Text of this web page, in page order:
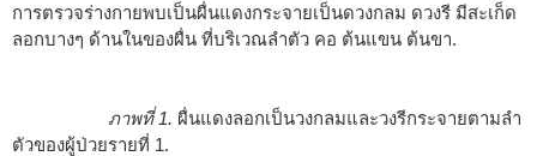
การตรวจร่างกายพบเป็นผื่นแดงกระจายเป็นดวงกลม ดวงรี มีสะเก็ด
ลอกบางๆ ด้านในของผื่น ที่บริเวณลำตัว คอ ต้นแขน ต้นขา.
ภาพที่ 1. ผื่นแดงลอกเป็นวงกลมและวงรีกระจายตามลำ
ตัวของผู้ป่วยรายที่ 1.